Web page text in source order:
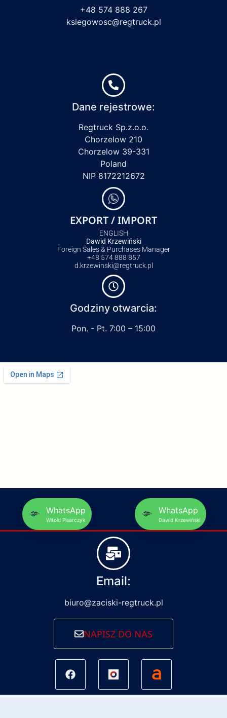
+48 574 888 267
ksiegowosc@regtruck.pl
Dane rejestrowe:
Regtruck Sp.z.o.o.
Chorzelow 210
Chorzelow 39-331
Poland
NIP 8172212672
EXPORT / IMPORT
ENGLISH
Dawid Krzewiński
Foreign Sales & Purchases Manager
+48 574 888 857
d.krzewinski@regtruck.pl
Godziny otwarcia:
Pon. - Pt. 7:00 – 15:00
WhatsApp
Witold Pisarczyk
WhatsApp
Dawid Krzewiński
Email:
biuro@zaciski-regtruck.pl
NAPISZ DO NAS